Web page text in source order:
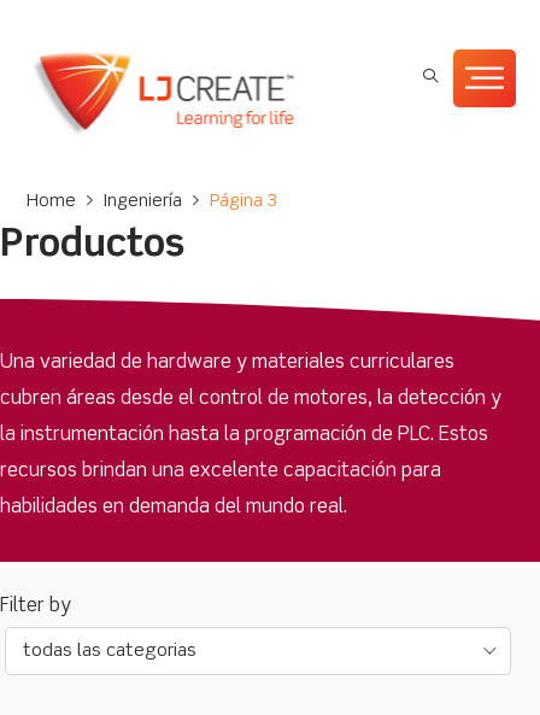
Home > Ingeniería > Página 3
Productos
Una variedad de hardware y materiales curriculares
cubren áreas desde el control de motores, la detección y
la instrumentación hasta la programación de PLC. Estos
recursos brindan una excelente capacitación para
habilidades en demanda del mundo real.
todas las categorias